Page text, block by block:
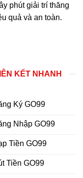
phút giải trí thăng
quả và an toàn.
KẾT NHANH
Ký GO99
Nhập GO99
Tiền GO99
Tiền GO99